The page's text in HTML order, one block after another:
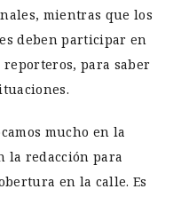
mientras que los
deben participar en
para saber
mucho en la
la redacción para
en la calle. Es